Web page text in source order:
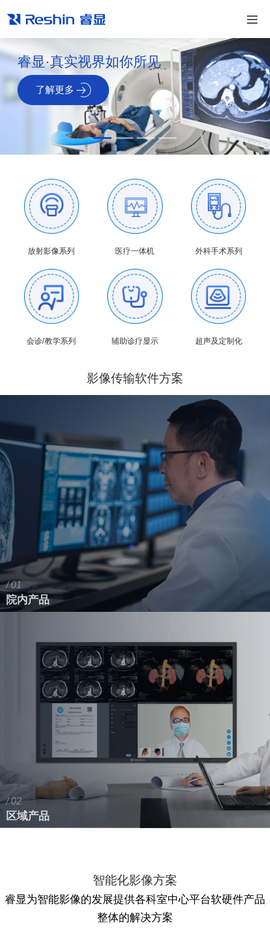
睿显·真实视界如你所见
了解更多
放射影像系列 医疗一体机 外科手术系列
会诊/教学系列 辅助诊疗显示 超声及定制化
影像传输软件方案
/ 01
院内产品
/ 02
区域产品
智能化影像方案
睿显为智能影像的发展提供各科室中心平台软硬件产品
整体的解决方案